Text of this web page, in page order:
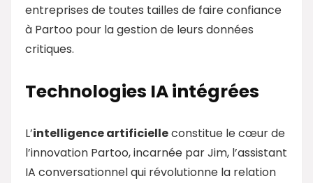
entreprises de toutes tailles de faire confiance
à Partoo pour la gestion de leurs données
critiques.
Technologies IA intégrées
L’intelligence artificielleconstitue le cœur de
l’innovation Partoo, incarnée par Jim, l’assistant
IA conversationnel qui révolutionne la relation